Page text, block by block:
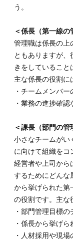
5.3.
5-3.リ
ソース
マネジ
メン
ト：仕
事を采
配し人
手不足
向かう
6.
「管
理職
とは
罰ゲ
ー
ム」
と言
われ
る時
代を
う。
＜係長（第一線の
管理職は係長の上
ともありますが
きをしていること
主な係長の役割に
・チームメンバ
・業務の進捗確
＜課長（部門の管
小さなチームがい
に向けて組織をコ
経営者や上司から
するためにどんな
から挙げられた第
の役割です。主な
・部門管理目標
・係長から挙げ
・人材採用や現場